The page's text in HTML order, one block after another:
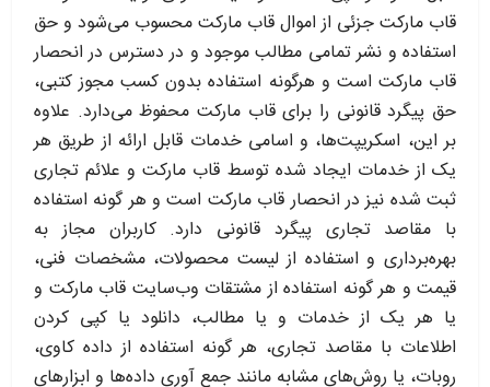
قاب مارکت جزئی از اموال قاب مارکت محسوب می‏‌شود و حق
استفاده و نشر تمامی مطالب موجود و در دسترس در انحصار
قاب مارکت است و هرگونه استفاده بدون کسب مجوز کتبی،
حق پیگرد قانونی را برای قاب مارکت محفوظ می‏‌دارد. علاوه
بر این، اسکریپت‌ها، و اسامی خدمات قابل ارائه از طریق هر
یک از خدمات ایجاد شده توسط قاب مارکت و علائم تجاری
ثبت شده نیز در انحصار قاب مارکت است و هر گونه استفاده
با مقاصد تجاری پیگرد قانونی دارد. کاربران مجاز به
بهره‌‏برداری و استفاده از لیست محصولات، مشخصات فنی،
قیمت و هر گونه استفاده از مشتقات وب‏‌سایت قاب مارکت و
یا هر یک از خدمات و یا مطالب، دانلود یا کپی کردن
اطلاعات با مقاصد تجاری، هر گونه استفاده از داده کاوی،
روبات، یا روش‌‏های مشابه مانند جمع آوری داده‌‏ها و ابزارهای